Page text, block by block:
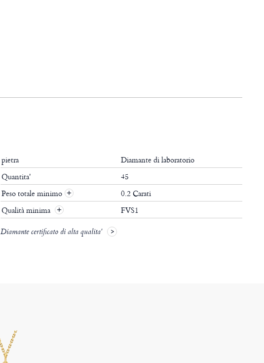
pietra
Diamante di laboratorio
Quantita'
45
Peso totale minimo +
0.2 Carati
Qualità minima + FVS1
Diamante certificato di alta qualita'